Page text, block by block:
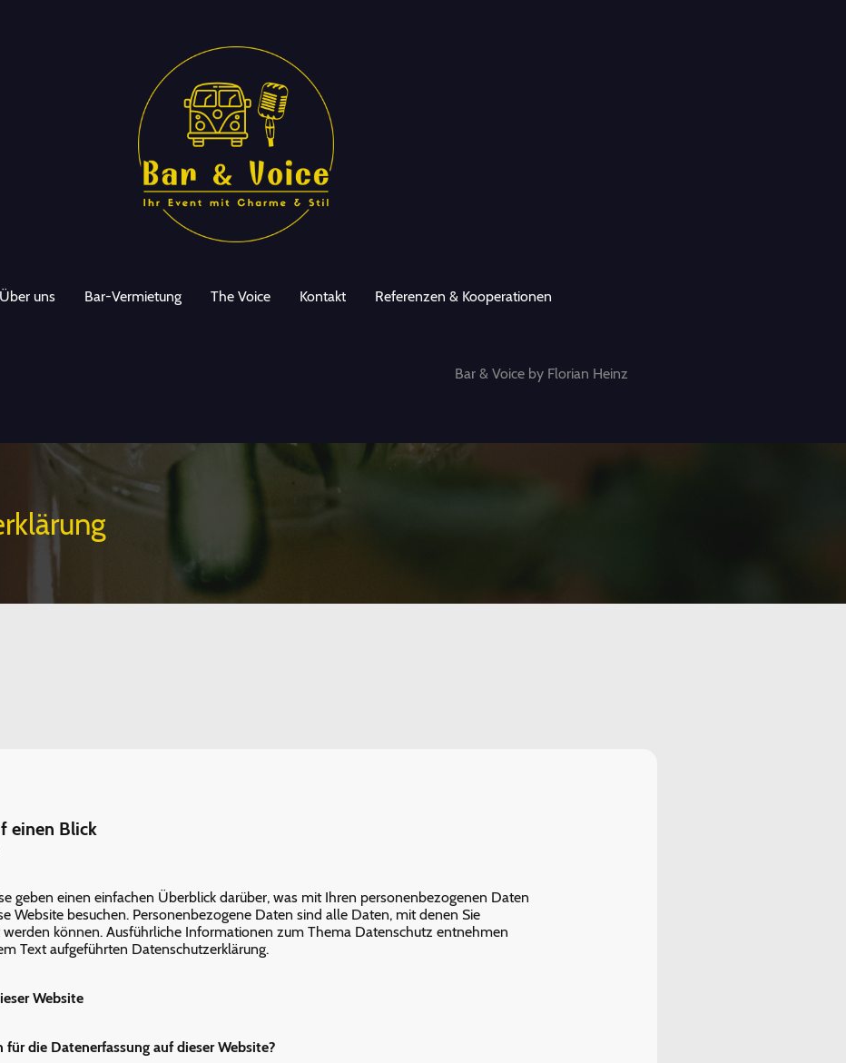
Über uns Bar-Vermietung The Voice Kontakt Referenzen & Kooperationen
Bar & Voice by Florian Heinz
einen Blick
geben einen einfachen Überblick darüber, was mit Ihren personenbezogenen Daten
Website besuchen. Personenbezogene Daten sind alle Daten, mit denen Sie
können. Ausführliche Informationen zum Thema Datenschutz entnehmen
Text aufgeführten Datenschutzerklärung.
Website
die Datenerfassung auf dieser Website?